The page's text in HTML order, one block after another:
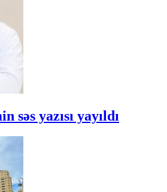
səs yazısı yayıldı